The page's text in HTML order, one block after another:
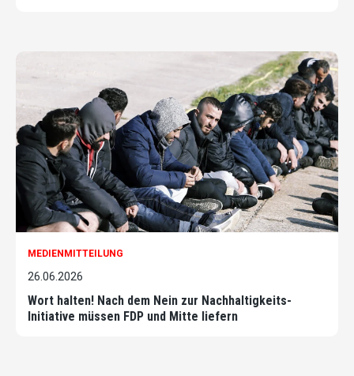
MEDIENMITTEILUNG
26.06.2026
Wort halten! Nach dem Nein zur Nachhaltigkeits-
Initiative müssen FDP und Mitte liefern